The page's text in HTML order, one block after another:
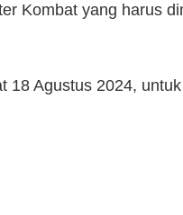
Kombat yang harus
18 Agustus 2024, untuk